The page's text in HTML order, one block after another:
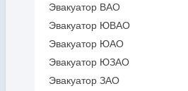
Эвакуатор ВАО
Эвакуатор ЮВАО
Эвакуатор ЮАО
Эвакуатор ЮЗАО
Эвакуатор ЗАО